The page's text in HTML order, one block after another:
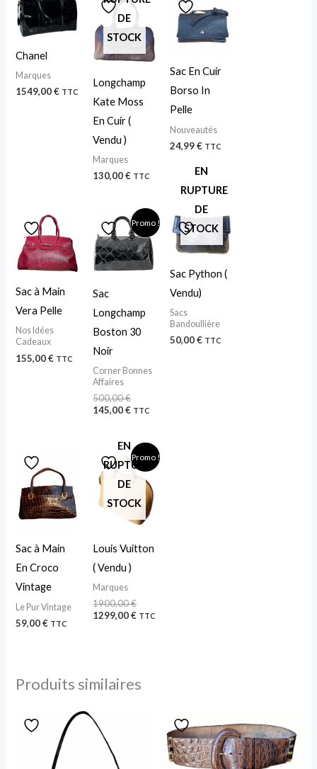
Chanel
Marques
1549,00€ TTC
DE
STOCK
Longchamp
Kate Moss
En Cuir (
Vendu )
Marques
130,00€ TTC
Sac En Cuir
Borso In
Pelle
Nouveautés
24,99€ TTC
Sac à Main
Vera Pelle
Nos Idées
Cadeaux
155,00€ TTC
Promo !
Sac
Longchamp
Boston 30
Noir
Corner Bonnes
Affaires
500,00€
Le
prix
initial
était :
500,00 €.
145,00€
Le
prix
actuel
est :
145,00 €.
TTC
EN
RUPTURE
DE
STOCK
Sac Python (
Vendu)
Sacs
Bandoullière
50,00€ TTC
Sac à Main
En Croco
Vintage
Le Pur Vintage
59,00€ TTC
Promo !
EN
RUPTURE
DE
STOCK
Louis Vuitton
( Vendu )
Marques
1900,00€
prix
initial
était :
1900,00 €.
1299,00€
prix
actuel
est :
1299,00 €.
TTC
Produits similaires